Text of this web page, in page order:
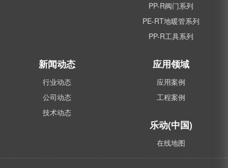
PP-R阀门系列
PE-RT地暖管系列
PP-R工具系列
新闻动态
行业动态
公司动态
技术动态
应用领域
应用案例
工程案例
乐动(中国)
在线地图